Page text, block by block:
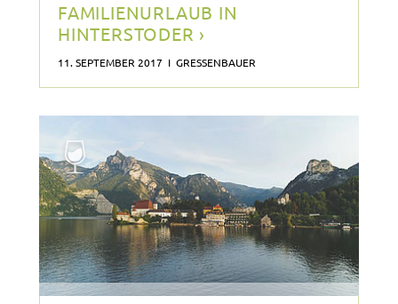
FAMILIENURLAUB IN
HINTERSTODER ›
11. SEPTEMBER 2017 I GRESSENBAUER